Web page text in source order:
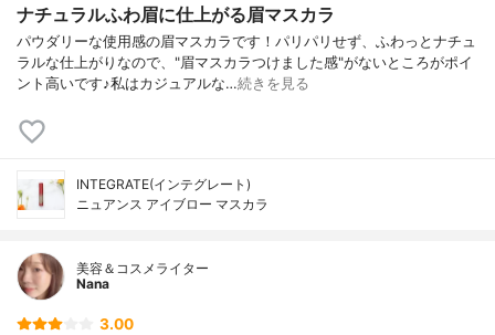
ナチュラルふわ眉に仕上がる眉マスカラ
パウダリーな使用感の眉マスカラです！パリパリせず、ふわっとナチュ
ラルな仕上がりなので、"眉マスカラつけました感"がないところがポイ
ント高いです♪私はカジュアルな…続きを見る
INTEGRATE(インテグレート)
ニュアンス アイブロー マスカラ
美容＆コスメライター
Nana
3.00